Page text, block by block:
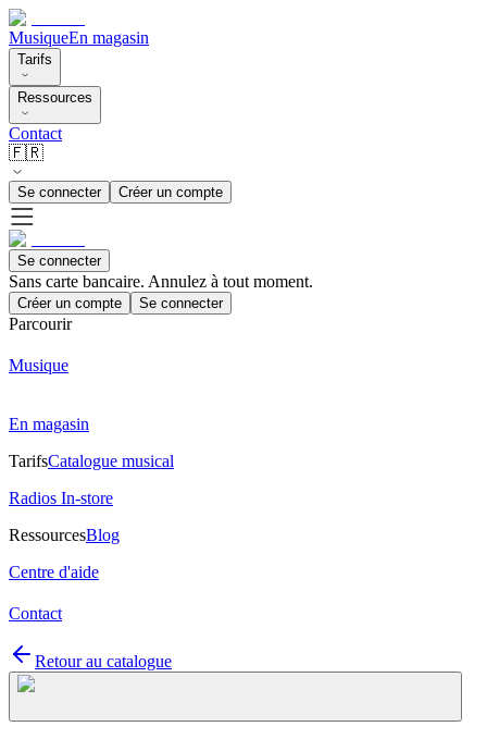
MusiqueEn magasin
Tarifs
Ressources
Contact
🇫🇷
Se connecter Créer un compte
Se connecter
Sans carte bancaire. Annulez à tout moment.
Créer un compte Se connecter
Parcourir
Musique
En magasin
TarifsCatalogue musical
Radios In-store
RessourcesBlog
Centre d'aide
Contact
Retour au catalogue